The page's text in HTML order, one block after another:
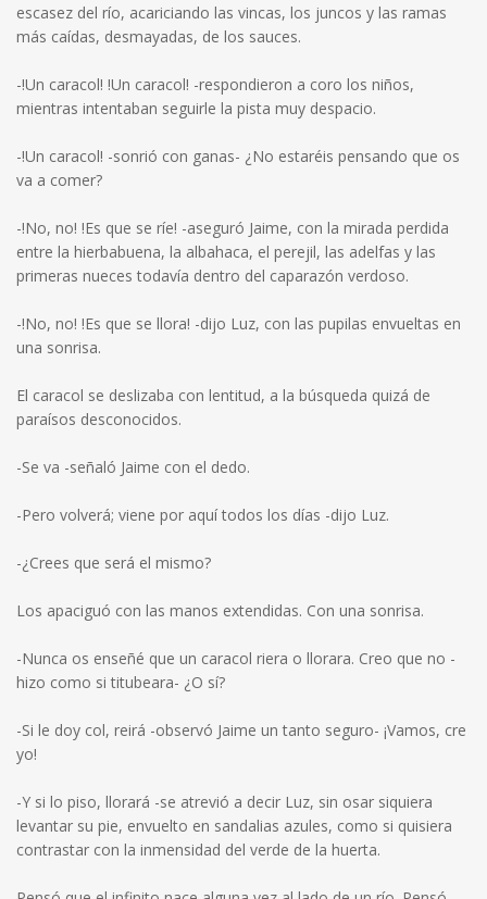
escasez del río, acariciando las vincas, los juncos y las ramas
más caídas, desmayadas, de los sauces.
-!Un caracol! !Un caracol! -respondieron a coro los niños,
mientras intentaban seguirle la pista muy despacio.
-!Un caracol! -sonrió con ganas- ¿No estaréis pensando que os
va a comer?
-!No, no! !Es que se ríe! -aseguró Jaime, con la mirada perdida
entre la hierbabuena, la albahaca, el perejil, las adelfas y las
primeras nueces todavía dentro del caparazón verdoso.
-!No, no! !Es que se llora! -dijo Luz, con las pupilas envueltas en
una sonrisa.
El caracol se deslizaba con lentitud, a la búsqueda quizá de
paraísos desconocidos.
-Se va -señaló Jaime con el dedo.
-Pero volverá; viene por aquí todos los días -dijo Luz.
-¿Crees que será el mismo?
Los apaciguó con las manos extendidas. Con una sonrisa.
-Nunca os enseñé que un caracol riera o llorara. Creo que no -
hizo como si titubeara- ¿O sí?
-Si le doy col, reirá -observó Jaime un tanto seguro- ¡Vamos, cre
yo!
-Y si lo piso, llorará -se atrevió a decir Luz, sin osar siquiera
levantar su pie, envuelto en sandalias azules, como si quisiera
contrastar con la inmensidad del verde de la huerta.